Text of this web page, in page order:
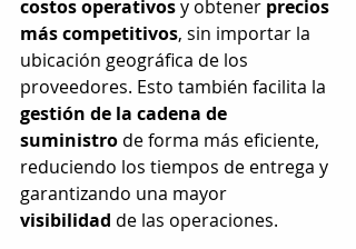
costos operativos y obtener precios
más competitivos, sin importar la
ubicación geográfica de los
proveedores. Esto también facilita la
gestión de la cadena de
suministro de forma más eficiente,
reduciendo los tiempos de entrega y
garantizando una mayor
visibilidad de las operaciones.